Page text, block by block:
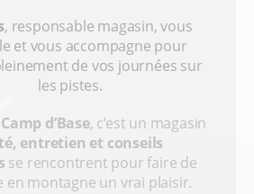
, responsable magasin, vous
et vous accompagne pour
de vos journées sur
les pistes.
d’Base, c’est un magasin
entretien et conseils
se rencontrent pour faire de
en montagne un vrai plaisir.